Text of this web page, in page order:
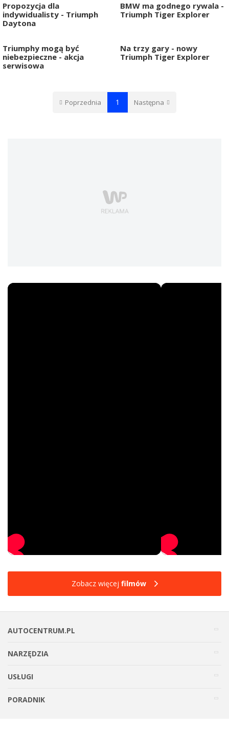
Propozycja dla
indywidualisty - Triumph
Daytona
BMW ma godnego rywala -
Triumph Tiger Explorer
Triumphy mogą być
niebezpieczne - akcja
serwisowa
Na trzy gary - nowy
Triumph Tiger Explorer
Poprzednia 1 Następna
Zobacz więcej filmów
AUTOCENTRUM.PL
NARZĘDZIA
USŁUGI
PORADNIK